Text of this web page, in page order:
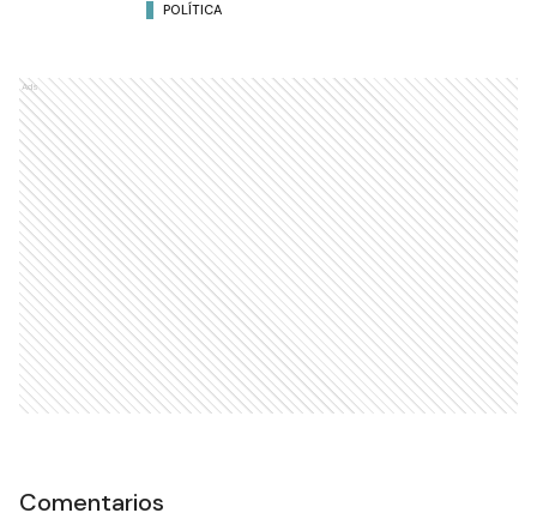
POLÍTICA
Ads
Comentarios